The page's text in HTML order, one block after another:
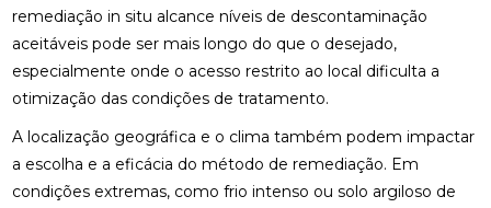
remediação in situ alcance níveis de descontaminação
aceitáveis pode ser mais longo do que o desejado,
especialmente onde o acesso restrito ao local dificulta a
otimização das condições de tratamento.
A localização geográfica e o clima também podem impactar
a escolha e a eficácia do método de remediação. Em
condições extremas, como frio intenso ou solo argiloso de